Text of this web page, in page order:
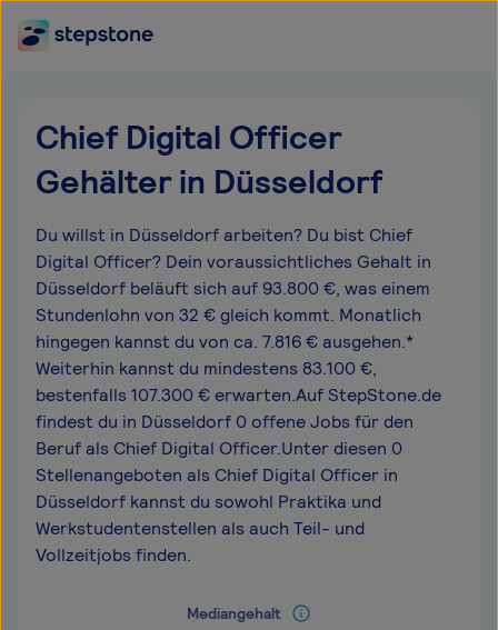
Chief Digital Officer
Gehälter in Düsseldorf
Du willst in Düsseldorf arbeiten? Du bist Chief
Digital Officer? Dein voraussichtliches Gehalt in
Düsseldorf beläuft sich auf 93.800 €, was einem
Stundenlohn von 32 € gleich kommt. Monatlich
hingegen kannst du von ca. 7.816 € ausgehen.*
Weiterhin kannst du mindestens 83.100 €,
bestenfalls 107.300 € erwarten.Auf StepStone.de
findest du in Düsseldorf 0 offene Jobs für den
Beruf als Chief Digital Officer.Unter diesen 0
Stellenangeboten als Chief Digital Officer in
Düsseldorf kannst du sowohl Praktika und
Werkstudentenstellen als auch Teil- und
Vollzeitjobs finden.
Mediangehalt